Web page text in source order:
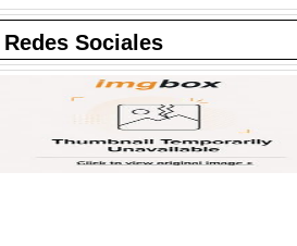
Redes Sociales